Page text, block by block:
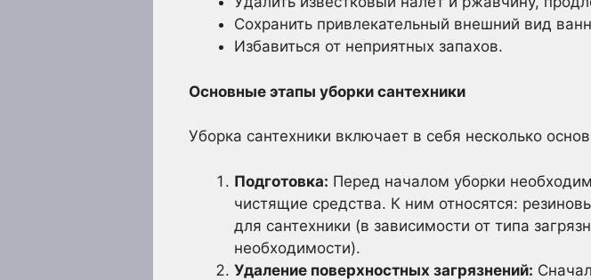
Сохранить привлекательный внешний вид
Избавиться от неприятных запахов.
Основные этапы уборки сантехники
Уборка сантехники включает в себя несколько
Подготовка: Перед началом уборки
чистящие средства. К ним относятся:
для сантехники (в зависимости от типа
необходимости).
Удаление поверхностных загрязнений: